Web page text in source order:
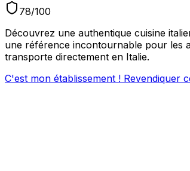
78/100
Découvrez une authentique cuisine
une référence incontournable pour les
transporte directement en Italie.
C'est mon établissement ! Revendiquer